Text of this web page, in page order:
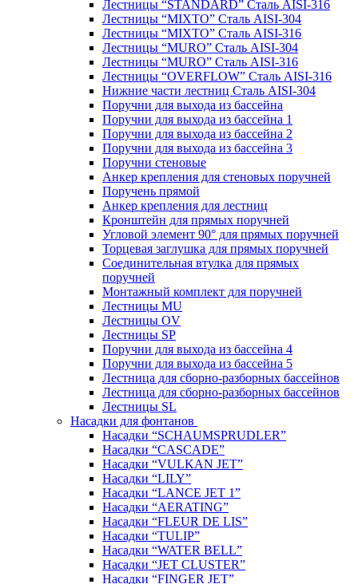
Лестницы “STANDARD” Сталь AISI-316
Лестницы “MIXTO” Сталь AISI-304
Лестницы “MIXTO” Сталь AISI-316
Лестницы “MURO” Сталь AISI-304
Лестницы “MURO” Сталь AISI-316
Лестницы “OVERFLOW” Сталь AISI-316
Нижние части лестниц Сталь AISI-304
Поручни для выхода из бассейна
Поручни для выхода из бассейна 1
Поручни для выхода из бассейна 2
Поручни для выхода из бассейна 3
Поручни стеновые
Анкер крепления для стеновых поручней
Поручень прямой
Анкер крепления для лестниц
Кронштейн для прямых поручней
Угловой элемент 90° для прямых поручней
Торцевая заглушка для прямых поручней
Соединительная втулка для прямых
поручней
Монтажный комплект для поручней
Лестницы MU
Лестницы OV
Лестницы SP
Поручни для выхода из бассейна 4
Поручни для выхода из бассейна 5
Лестница для сборно-разборных бассейнов
Лестница для сборно-разборных бассейнов
Лестницы SL
Насадки для фонтанов
Насадки “SCHAUMSPRUDLER”
Насадки “CASCADE”
Насадки “VULKAN JET”
Насадки “LILY”
Насадки “LANCE JET 1”
Насадки “AERATING”
Насадки “FLEUR DE LIS”
Насадки “TULIP”
Насадки “WATER BELL”
Насадки “JET CLUSTER”
Насадки “FINGER JET”